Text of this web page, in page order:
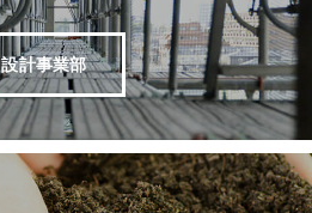
設計事業部